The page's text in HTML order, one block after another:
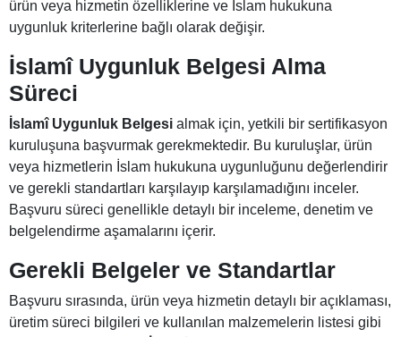
ürün veya hizmetin özelliklerine ve İslam hukukuna
uygunluk kriterlerine bağlı olarak değişir.
İslamî Uygunluk Belgesi Alma
Süreci
İslamî Uygunluk Belgesi almak için, yetkili bir sertifikasyon
kuruluşuna başvurmak gerekmektedir. Bu kuruluşlar, ürün
veya hizmetlerin İslam hukukuna uygunluğunu değerlendirir
ve gerekli standartları karşılayıp karşılamadığını inceler.
Başvuru süreci genellikle detaylı bir inceleme, denetim ve
belgelendirme aşamalarını içerir.
Gerekli Belgeler ve Standartlar
Başvuru sırasında, ürün veya hizmetin detaylı bir açıklaması,
üretim süreci bilgileri ve kullanılan malzemelerin listesi gibi